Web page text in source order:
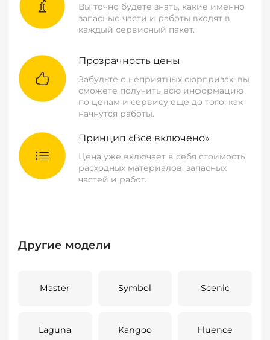
Вы точно будете знать, какие именно
запасные части и работы входят в
каждый сервисный пакет.
Прозрачность цены
Забудьте о неприятных сюрпризах: вы
сможете получить всю информацию
по ценам и сервису еще до того, как
начнутся работы.
Принцип «Все включено»
Цена уже включает в себя стоимость
расходных материалов, запасных
частей и работ.
Другие модели
Master Symbol Scenic
Laguna Kangoo Fluence